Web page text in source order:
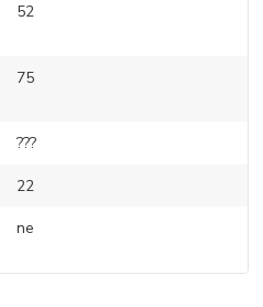
52
75
???
22
ne